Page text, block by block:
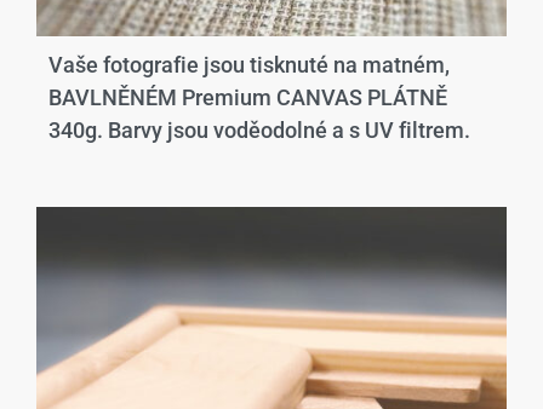
Vaše fotografie jsou tisknuté na matném,
BAVLNĚNÉM Premium CANVAS PLÁTNĚ
340g. Barvy jsou voděodolné a s UV filtrem.